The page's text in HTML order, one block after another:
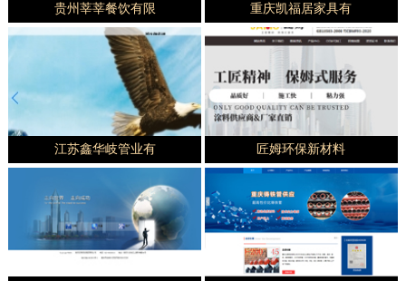
贵州莘莘餐饮有限 重庆凯福居家具有
江苏鑫华岐管业有 匠姆环保新材料